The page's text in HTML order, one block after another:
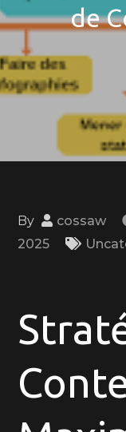
de
By cossaw
2025
l’Impact
en
avec
une
Stratégie